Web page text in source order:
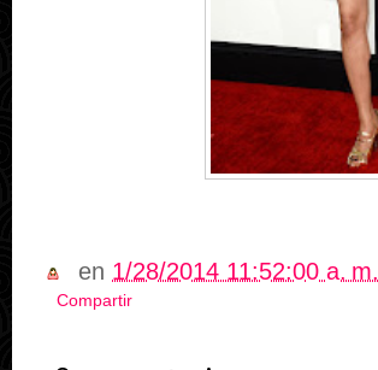
en 1/28/2014 11:52:00 a. m.
Compartir